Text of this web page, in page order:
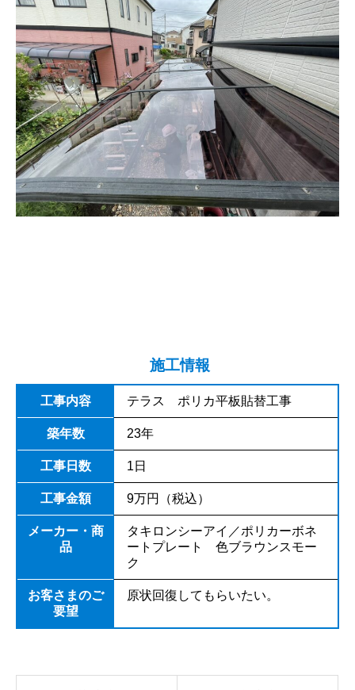
施工情報
工事内容 テラス ポリカ平板貼替工事
築年数 23年
工事日数 1日
工事金額 9万円（税込）
メーカー・商
品
タキロンシーアイ／ポリカーボネ
ートプレート 色ブラウンスモー
ク
お客さまのご
要望
原状回復してもらいたい。